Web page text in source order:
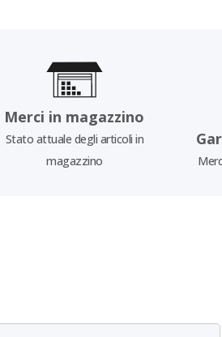
Merci in magazzino
Stato attuale degli articoli in
magazzino